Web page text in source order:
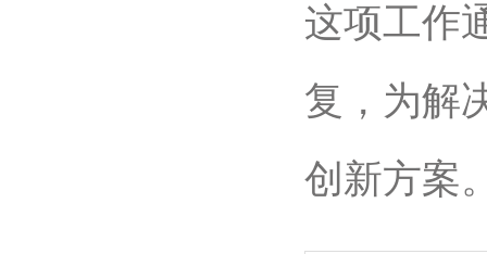
这项工作
复，为解
创新方案